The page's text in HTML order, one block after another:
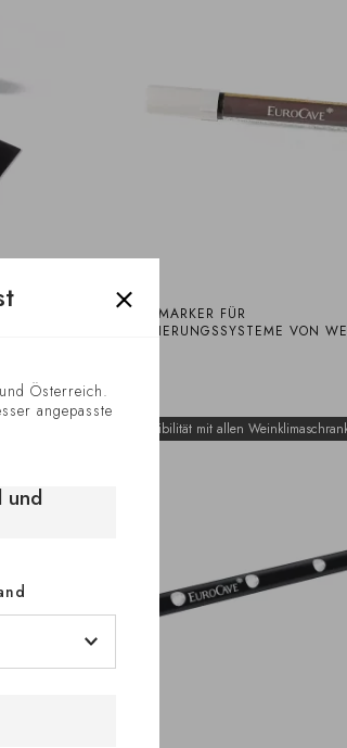
WEISSER MARKER FÜR I
DENTIFIZIERUNGSSYSTEME VON
Kompatibilität mit allen
Österreich.
angepasste
und